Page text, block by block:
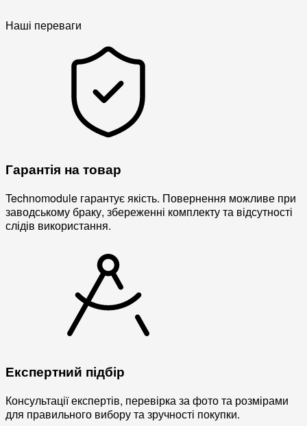
Наші переваги
Гарантія на товар
Technomodule гарантує якість. Повернення можливе при
заводському браку, збереженні комплекту та відсутності
слідів використання.
Експертний підбір
Консультації експертів, перевірка за фото та розмірами
для правильного вибору та зручності покупки.